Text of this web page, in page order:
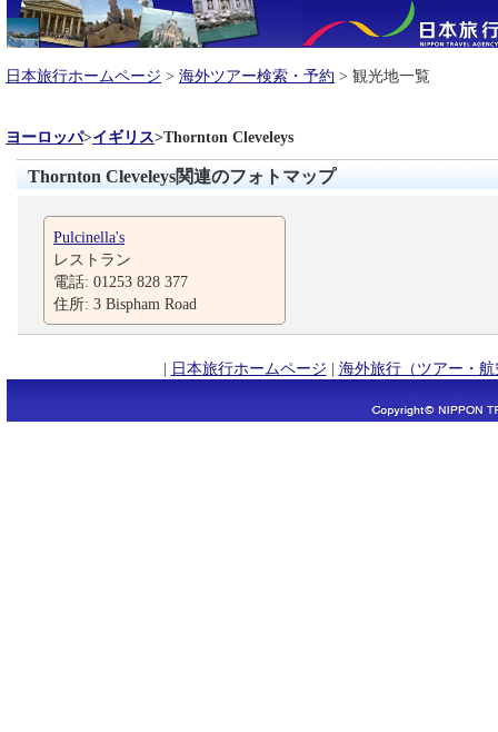
日本旅行ホームページ > 海外ツアー検索・予約 > 観光地一覧
ヨーロッパ>イギリス>Thornton Cleveleys
Thornton Cleveleys関連のフォトマップ
Pulcinella's
レストラン
電話: 01253 828 377
住所: 3 Bispham Road
| 日本旅行ホームページ | 海外旅行（ツアー・航